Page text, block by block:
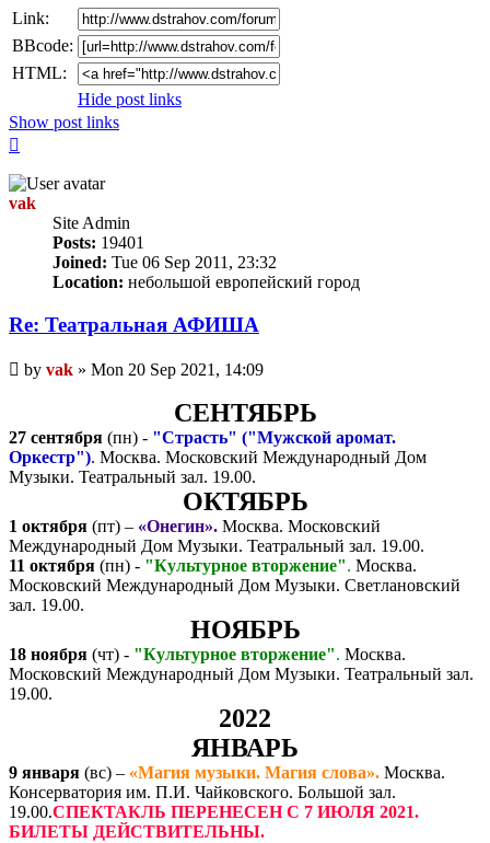
Link:
BBcode:
HTML:
Hide post links
Show post links
vak
Site Admin
Posts: 19401
Joined: Tue 06 Sep 2011, 23:32
Location: небольшой европейский город
Re: Театральная АФИША
Unread
post
by vak » Mon 20 Sep 2021, 14:09
СЕНТЯБРЬ
27 сентября (пн) - "Страсть" ("Мужской аромат.
Оркестр"). Москва. Московский Международный Дом
Музыки. Театральный зал. 19.00.
ОКТЯБРЬ
1 октября (пт) – «Онегин». Москва. Московский
Международный Дом Музыки. Театральный зал. 19.00.
11 октября (пн) - "Культурное вторжение". Москва.
Московский Международный Дом Музыки. Светлановский
зал. 19.00.
НОЯБРЬ
18 ноября (чт) - "Культурное вторжение". Москва.
Московский Международный Дом Музыки. Театральный зал.
19.00.
2022
ЯНВАРЬ
9 января (вс) – «Магия музыки. Магия слова». Москва.
Консерватория им. П.И. Чайковского. Большой зал.
19.00.СПЕКТАКЛЬ ПЕРЕНЕСЕН С 7 ИЮЛЯ 2021.
БИЛЕТЫ ДЕЙСТВИТЕЛЬНЫ.